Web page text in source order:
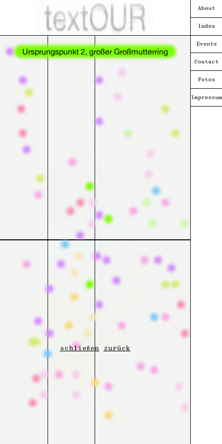
Ursprungspunkt 2, großer Großmutterring
schließen zurück
About
Index
Events
Contact
Fotos
Impressum